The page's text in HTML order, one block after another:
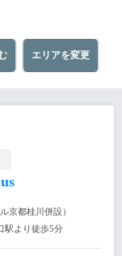
エリアを変更
京都桂川併設）
駅より徒歩5分